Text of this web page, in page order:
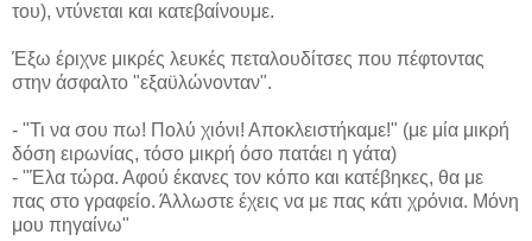
του), ντύνεται και κατεβαίνουμε.
Έξω έριχνε μικρές λευκές πεταλουδίτσες που πέφτοντας
στην άσφαλτο "εξαϋλώνονταν".
- "Τι να σου πω! Πολύ χιόνι! Αποκλειστήκαμε!" (με μία μικρή
δόση ειρωνίας, τόσο μικρή όσο πατάει η γάτα)
- "Έλα τώρα. Αφού έκανες τον κόπο και κατέβηκες, θα με
πας στο γραφείο. Άλλωστε έχεις να με πας κάτι χρόνια. Μόνη
μου πηγαίνω"